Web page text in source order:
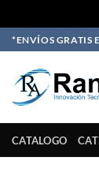
Skip
to
content
*ENVÍOS GRATIS
CATALOGO